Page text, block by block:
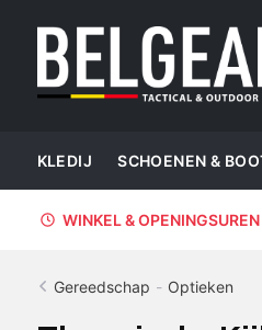
KLEDIJ SCHOENEN &
WINKEL & OPENINGSUREN
Gereedschap - Optieken